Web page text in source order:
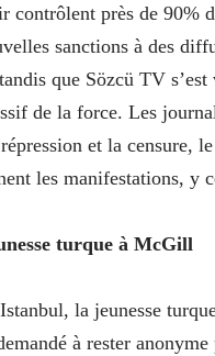
contrôlent près de 90%
sanctions à des
que Sözcü TV
de la force. Les
et la censure,
les manifestations, y
turque à McGill
la jeunesse
à rester anonyme